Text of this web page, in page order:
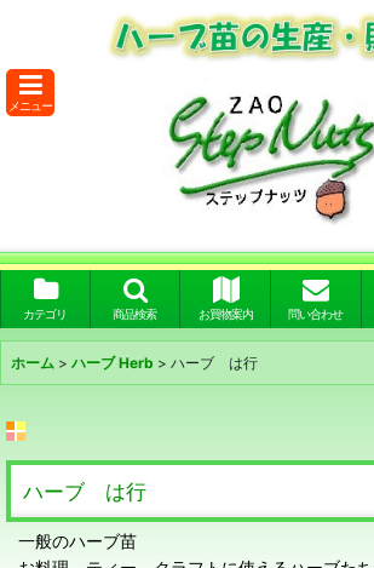
メニュー
カテゴリ 商品検索 お買物案内 問い合わせ
ホーム > ハーブ Herb > ハーブ は行
ハーブ は行
一般のハーブ苗